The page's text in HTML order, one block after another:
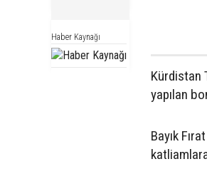
Haber Kaynağı
Kürdistan
yapılan
Bayık